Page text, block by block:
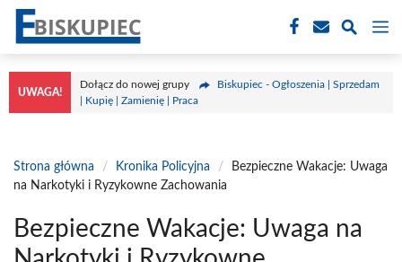
Przejdź
treści
UWAGA!
Dołącz do nowej grupy
Biskupiec - Ogłoszenia | Sprzedam
| Kupię | Zamienię | Praca
Strona główna / Kronika Policyjna /
Bezpieczne Wakacje: Uwaga
na Narkotyki i Ryzykowne Zachowania
Bezpieczne Wakacje: Uwaga na